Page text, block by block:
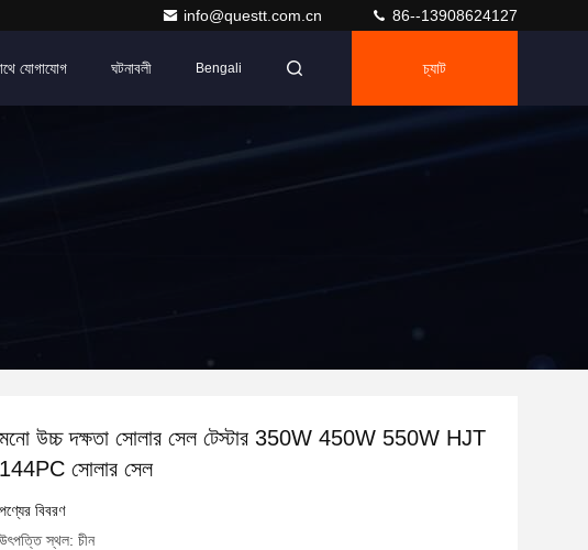
info@questt.com.cn 86--13908624127
যোগাযোগ ঘটনাবলী Bengali চ্যাট
মনো উচ্চ দক্ষতা সোলার সেল টেস্টার 350W 450W 550W HJT
144PC সোলার সেল
পণ্যের বিবরণ
উৎপত্তি স্থল: চীন